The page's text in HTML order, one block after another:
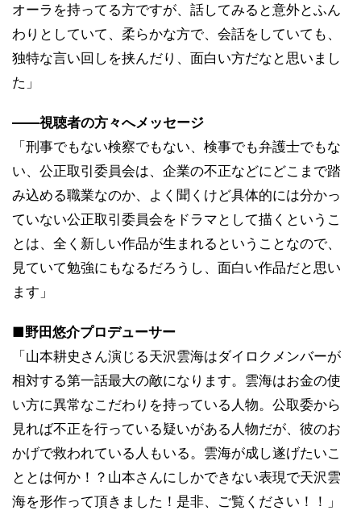
オーラを持ってる方ですが、話してみると意外とふん
わりとしていて、柔らかな方で、会話をしていても、
独特な言い回しを挟んだり、面白い方だなと思いまし
た」
――視聴者の方々へメッセージ
「刑事でもない検察でもない、検事でも弁護士でもな
い、公正取引委員会は、企業の不正などにどこまで踏
み込める職業なのか、よく聞くけど具体的には分かっ
ていない公正取引委員会をドラマとして描くというこ
とは、全く新しい作品が生まれるということなので、
見ていて勉強にもなるだろうし、面白い作品だと思い
ます」
■野田悠介プロデューサー
「山本耕史さん演じる天沢雲海はダイロクメンバーが
相対する第一話最大の敵になります。雲海はお金の使
い方に異常なこだわりを持っている人物。公取委から
見れば不正を行っている疑いがある人物だが、彼のお
かげで救われている人もいる。雲海が成し遂げたいこ
ととは何か！？山本さんにしかできない表現で天沢雲
海を形作って頂きました！是非、ご覧ください！！」